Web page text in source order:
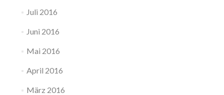
Juli 2016
Juni 2016
Mai 2016
April 2016
März 2016